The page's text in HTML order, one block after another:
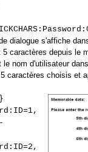
dialogue s'affiche
caractères depuis le
nom d'utilisateur
caractères choisis et